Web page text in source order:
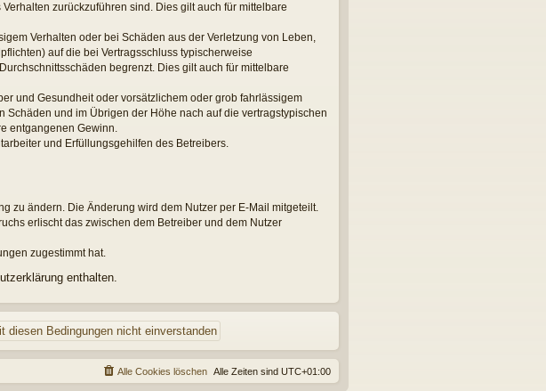
zurückzuführen sind. Dies gilt auch für mittelbare
Verhalten oder bei Schäden aus der Verletzung von Leben,
auf die bei Vertragsschluss typischerweise
begrenzt. Dies gilt auch für mittelbare
und Gesundheit oder vorsätzlichem oder grob fahrlässigem
und im Übrigen der Höhe nach auf die vertragstypischen
entgangenen Gewinn.
und Erfüllungsgehilfen des Betreibers.
zu ändern. Die Änderung wird dem Nutzer per E-Mail mitgeteilt.
erlischt das zwischen dem Betreiber und dem Nutzer
zugestimmt hat.
enthalten.
Alle Zeiten sind UTC+01:00
Alle Cookies löschen